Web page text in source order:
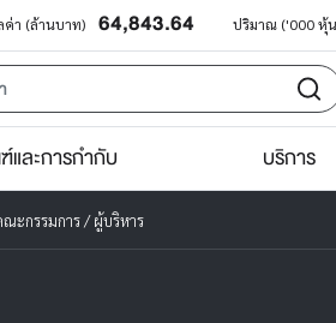
ค่า (ล้านบาท) 64,843.64 ปริมาณ ('000 หุ้
และการกำกับ บริการ
ณะกรรมการ / ผู้บริหาร